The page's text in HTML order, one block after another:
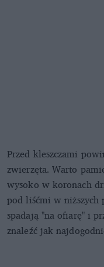
Przed kleszczami
zwierzęta. Warto
wysoko w koronach
pod liśćmi w niższych
spadają "na ofiarę" i
znaleźć jak